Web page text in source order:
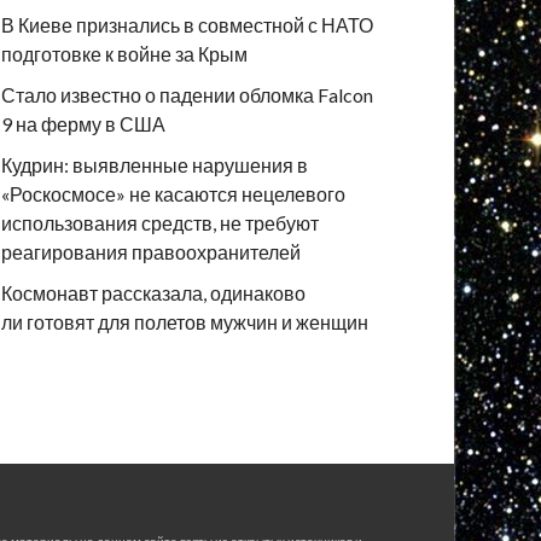
В Киеве признались в совместной с НАТО
подготовке к войне за Крым
Стало известно о падении обломка Falcon
9 на ферму в США
Кудрин: выявленные нарушения в
«Роскосмосе» не касаются нецелевого
использования средств, не требуют
реагирования правоохранителей
Космонавт рассказала, одинаково
ли готовят для полетов мужчин и женщин